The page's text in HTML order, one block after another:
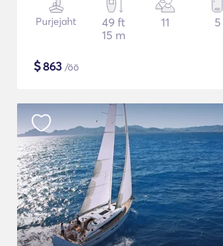
Purjejaht
49 ft
15 m
11 5
$863 /öö